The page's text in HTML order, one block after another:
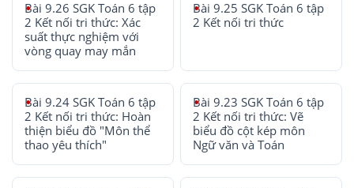
Bài 9.26 SGK Toán 6 tập
2 Kết nối tri thức: Xác
suất thực nghiệm với
vòng quay may mắn
Bài 9.25 SGK Toán 6 tập
2 Kết nối tri thức
Bài 9.24 SGK Toán 6 tập
2 Kết nối tri thức: Hoàn
thiện biểu đồ "Môn thể
thao yêu thích"
Bài 9.23 SGK Toán 6 tập
2 Kết nối tri thức: Vẽ
biểu đồ cột kép môn
Ngữ văn và Toán